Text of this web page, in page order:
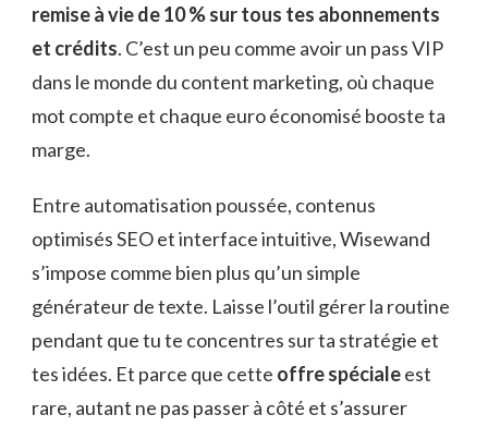
remise à vie de 10 % sur tous tes abonnements
et crédits. C’est un peu comme avoir un pass VIP
dans le monde du content marketing, où chaque
mot compte et chaque euro économisé booste ta
marge.
Entre automatisation poussée, contenus
optimisés SEO et interface intuitive, Wisewand
s’impose comme bien plus qu’un simple
générateur de texte. Laisse l’outil gérer la routine
pendant que tu te concentres sur ta stratégie et
tes idées. Et parce que cette offre spécialeest
rare, autant ne pas passer à côté et s’assurer